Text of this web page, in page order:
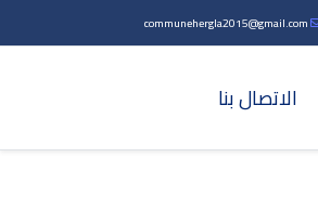
communehergla2015@gmail.com
الاتصال بنا